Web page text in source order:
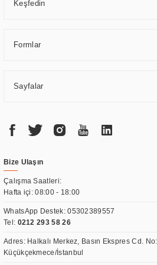
Keşfedin
Formlar
Sayfalar
Bize Ulaşın
Çalışma Saatleri:
Hafta içi: 08:00 - 18:00
WhatsApp Destek:05302389557
Tel: 0212 293 58 26
Adres: Halkalı Merkez, Basın Ekspres Cd.
Küçükçekmece/İstanbul